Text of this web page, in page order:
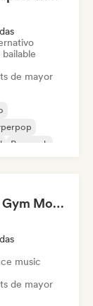
bailable
de mayor
Pop rock
Sweat & Pop: Gym Mode 💦
music
de mayor